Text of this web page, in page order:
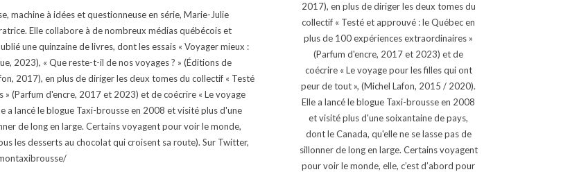
machine à idées et questionneuse en série, Marie-Julie
Elle collabore à de nombreux médias québécois et
une quinzaine de livres, dont les essais « Voyager mieux :
2023), « Que reste-t-il de nos voyages ? » (Éditions de
2017), en plus de diriger les deux tomes du collectif « Testé
(Parfum d'encre, 2017 et 2023) et de coécrire « Le voyage
a lancé le blogue Taxi-brousse en 2008 et visité plus d'une
de long en large. Certains voyagent pour voir le monde,
les desserts au chocolat qui croisent sa route). Sur Twitter,
2017), en plus de diriger les deux tomes du
collectif « Testé et approuvé : le Québec en
plus de 100 expériences extraordinaires »
(Parfum d'encre, 2017 et 2023) et de
coécrire « Le voyage pour les filles qui ont
peur de tout », (Michel Lafon, 2015 / 2020).
Elle a lancé le blogue Taxi-brousse en 2008
et visité plus d'une soixantaine de pays,
dont le Canada, qu'elle ne se lasse pas de
sillonner de long en large. Certains voyagent
pour voir le monde, elle, c’est d’abord pour